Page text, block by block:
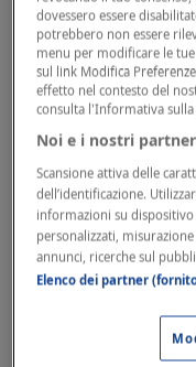
Alcuni cookie
esterne per
Sito come indicato
La presente cookie
i cookie utilizzati e
Cookie
Si tratta di cookie
servizio sulla base
esempio per
all' account. Questi
funzionamento del
cookie,
possiamo
dovessero essere
potrebbero non essere
menu per modificare le
sul link Modifica
effetto nel contesto del
consulta l'Informativa sulla
Noi e i nostri
Scansione attiva delle
dell’identificazione.
informazioni su
personalizzati,
annunci, ricerche sul
Elenco dei partner